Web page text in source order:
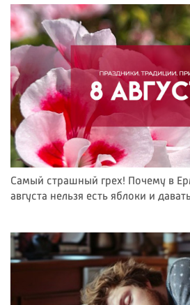
Самый страшный грех! Почему в
августа нельзя есть яблоки и